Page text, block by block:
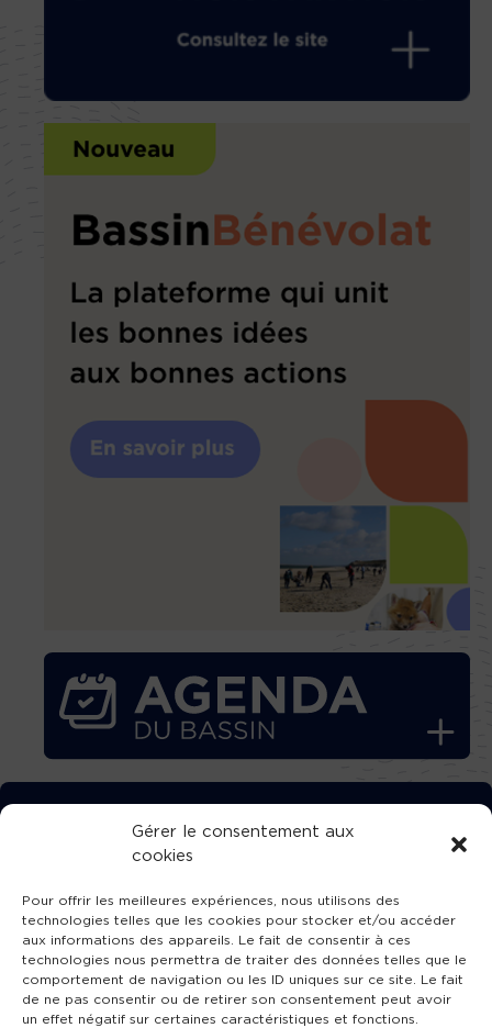
Gérer le consentement aux
cookies
Pour offrir les meilleures expériences, nous utilisons des
technologies telles que les cookies pour stocker et/ou accéder
aux informations des appareils. Le fait de consentir à ces
technologies nous permettra de traiter des données telles que le
comportement de navigation ou les ID uniques sur ce site. Le fait
de ne pas consentir ou de retirer son consentement peut avoir
un effet négatif sur certaines caractéristiques et fonctions.
TÉLÉCHARGEZ GRATUITEMENT
L’APPLICATION TVBA !
SUIVEZ-NOUS !